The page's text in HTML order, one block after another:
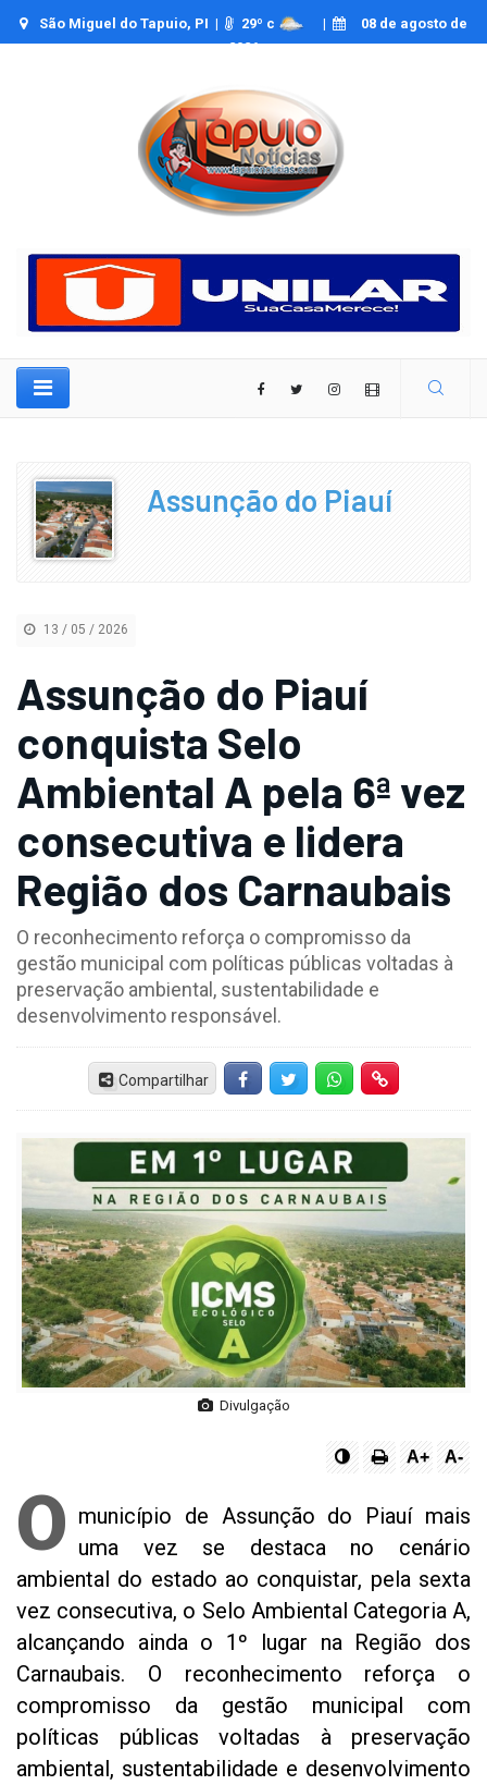
São Miguel do Tapuio, PI | 29º c |
08 de agosto de
2026
Assunção do Piauí
13 / 05 / 2026
Assunção do Piauí
conquista Selo
Ambiental A pela 6ª vez
consecutiva e lidera
Região dos Carnaubais
O reconhecimento reforça o compromisso da
gestão municipal com políticas públicas voltadas à
preservação ambiental, sustentabilidade e
desenvolvimento responsável.
Compartilhar FacebookTwitter Whatsapp
Divulgação
A+ A-
O município de Assunção do Piauí mais
uma vez se destaca no cenário
ambiental do estado ao conquistar, pela sexta
vez consecutiva, o Selo Ambiental Categoria A,
alcançando ainda o 1º lugar na Região dos
Carnaubais. O reconhecimento reforça o
compromisso da gestão municipal com
políticas públicas voltadas à preservação
ambiental, sustentabilidade e desenvolvimento